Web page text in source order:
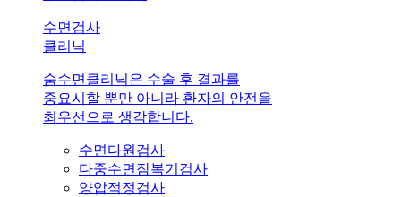
수면검사
클리닉
숨수면클리닉은 수술 후 결과를
중요시할 뿐만 아니라 환자의 안전을
최우선으로 생각합니다.
수면다원검사
다중수면잠복기검사
양압적정검사